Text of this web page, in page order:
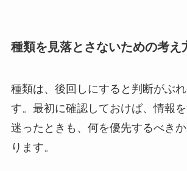
種類を見落とさないための考え
種類は、後回しにすると判断がぶ
す。最初に確認しておけば、情報
迷ったときも、何を優先するべき
ります。